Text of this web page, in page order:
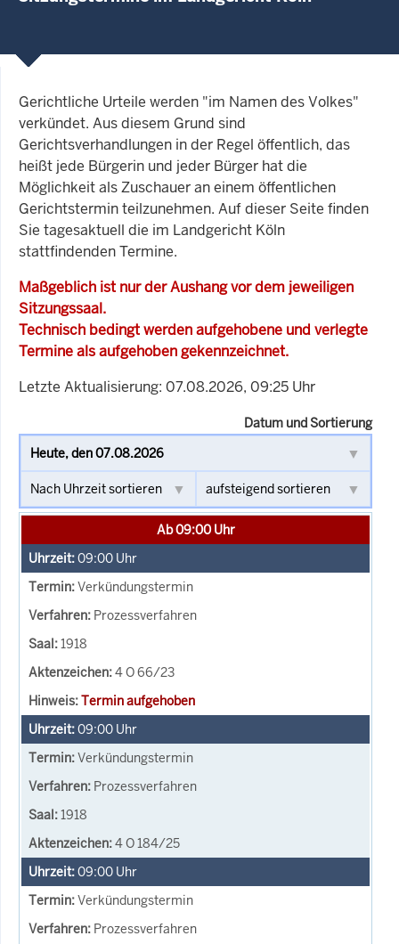
Gerichtliche Urteile werden "im Namen des Volkes"
verkündet. Aus diesem Grund sind
Gerichtsverhandlungen in der Regel öffentlich, das
heißt jede Bürgerin und jeder Bürger hat die
Möglichkeit als Zuschauer an einem öffentlichen
Gerichtstermin teilzunehmen. Auf dieser Seite finden
Sie tagesaktuell die im Landgericht Köln
stattfindenden Termine.
Maßgeblich ist nur der Aushang vor dem jeweiligen
Sitzungssaal.
Technisch bedingt werden aufgehobene und verlegte
Termine als aufgehoben gekennzeichnet.
Letzte Aktualisierung: 07.08.2026, 09:25 Uhr
Datum und Sortierung
Ab 09:00 Uhr
09:00 Uhr
Verkündungstermin
Prozessverfahren
1918
4 O 66/23
Termin aufgehoben
09:00 Uhr
Verkündungstermin
Prozessverfahren
1918
4 O 184/25
09:00 Uhr
Verkündungstermin
Prozessverfahren